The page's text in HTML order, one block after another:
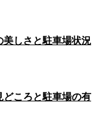
美しさと駐車場状況
どころと駐車場の有